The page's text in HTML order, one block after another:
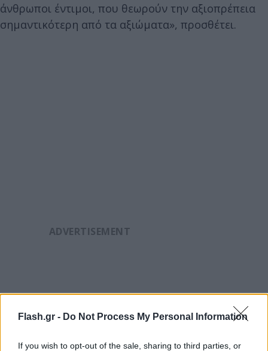
Flash.gr - Do Not Process My Personal Information
If you wish to opt-out of the sale, sharing to third parties, or
άνθρωποι έντιμοι, που θεωρούν την αξιοπρέπεια
σημαντικότερη από τα αξιώματα», προσθέτει.